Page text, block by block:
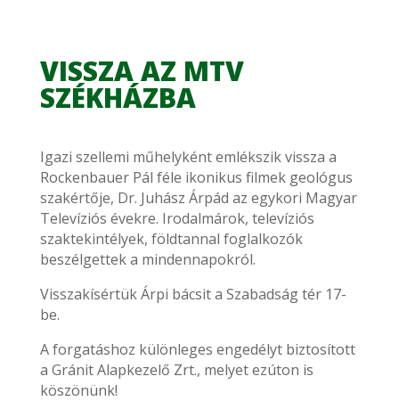
VISSZA AZ MTV
SZÉKHÁZBA
Igazi szellemi műhelyként emlékszik vissza a
Rockenbauer Pál féle ikonikus filmek geológus
szakértője, Dr. Juhász Árpád az egykori Magyar
Televíziós évekre. Irodalmárok, televíziós
szaktekintélyek, földtannal foglalkozók
beszélgettek a mindennapokról.
Visszakísértük Árpi bácsit a Szabadság tér 17-
be.
A forgatáshoz különleges engedélyt biztosított
a Gránit Alapkezelő Zrt., melyet ezúton is
köszönünk!